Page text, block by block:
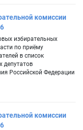
комиссии
избирательных
по приёму
в список
депутатов
Российской Федерации
комиссии